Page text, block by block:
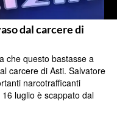
dal carcere di
che questo bastasse a
carcere di Asti. Salvatore
narcotrafficanti
luglio è scappato dal